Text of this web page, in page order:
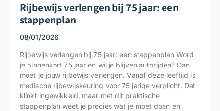
Rijbewijs verlengen bij 75 jaar: een
stappenplan
08/01/2026
Rijbewijs verlengen bij 75 jaar: een stappenplan Word
je binnenkort 75 jaar en wil je blijven autorijden? Dan
moet je jouw rijbewijs verlengen. Vanaf deze leeftijd is
medische rijbewijskeuring voor 75 jarige verplicht. Dat
klinkt ingewikkeld, maar met dit praktische
stappenplan weet je precies wat je moet doen en